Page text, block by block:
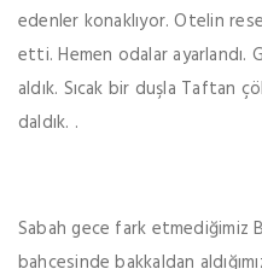
edenler konaklıyor. Otelin
etti. Hemen odalar ayarlandı.
aldık. Sıcak bir duşla Taftan
daldık. .
Sabah gece fark etmediğimiz